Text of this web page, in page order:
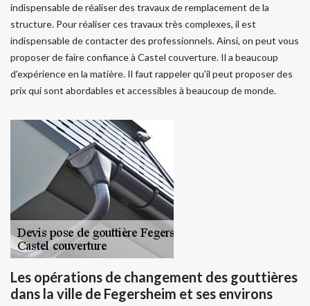
indispensable de réaliser des travaux de remplacement de la
structure. Pour réaliser ces travaux très complexes, il est
indispensable de contacter des professionnels. Ainsi, on peut vous
proposer de faire confiance à Castel couverture. Il a beaucoup
d'expérience en la matière. Il faut rappeler qu'il peut proposer des
prix qui sont abordables et accessibles à beaucoup de monde.
Les opérations de changement des gouttières
dans la ville de Fegersheim et ses environs